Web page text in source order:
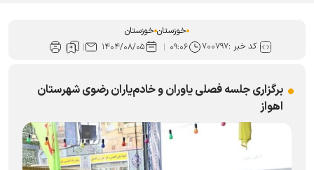
خوزستان خوزستان
کد خبر :۷۰۰۷۹۷ ۰۹:۰۶ ۱۴۰۴/۰۸/۰۵
برگزاری جلسه فصلی یاوران و خادم‌یاران رضوی شهرستان
اهواز